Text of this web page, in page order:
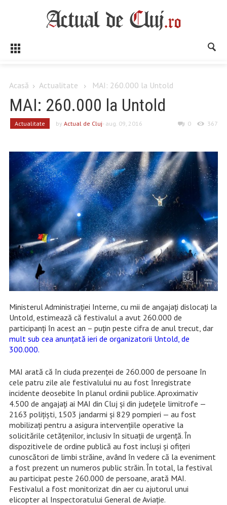
Acasă Actualitate MAI: 260.000 la Untold
MAI: 260.000 la Untold
Actualitate by Actual de Cluj- aug. 09, 2016 0 367
Ministerul Administrației Interne, cu mii de angajați dislocați la
Untold, estimează că festivalul a avut 260.000 de
participanți în acest an – puțin peste cifra de anul trecut, dar
mult sub cea anunțată ieri de organizatorii Untold, de
300.000.
MAI arată că în ciuda prezenței de 260.000 de persoane în
cele patru zile ale festivalului nu au fost înregistrate
incidente deosebite în planul ordinii publice. Aproximativ
4.500 de angajați ai MAI din Cluj și din județele limitrofe —
2163 polițiști, 1503 jandarmi și 829 pompieri — au fost
mobilizați pentru a asigura intervențiile operative la
solicitările cetățenilor, inclusiv în situații de urgență. În
dispozitivele de ordine publică au fost incluși și ofițeri
cunoscători de limbi străine, având în vedere că la eveniment
a fost prezent un numeros public străin. În total, la festival
au participat peste 260.000 de persoane, arată MAI.
Festivalul a fost monitorizat din aer cu ajutorul unui
elicopter al Inspectoratului General de Aviație.